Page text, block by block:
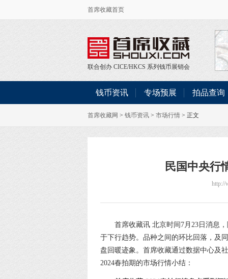
首席收藏首页
联合创办 CICE/HKCS 系列钱币展销会
钱币资讯 专场预展 拍品查询
首席收藏网 > 钱币资讯 > 市场行情 > 正文
民国中央行
http://
首席收藏讯 北京时间7月23日消息
于下行趋势。品种之间的环比回落，及
盘回暖迹象。首席收藏通过数据中心及
2024春拍期的市场行情小结：